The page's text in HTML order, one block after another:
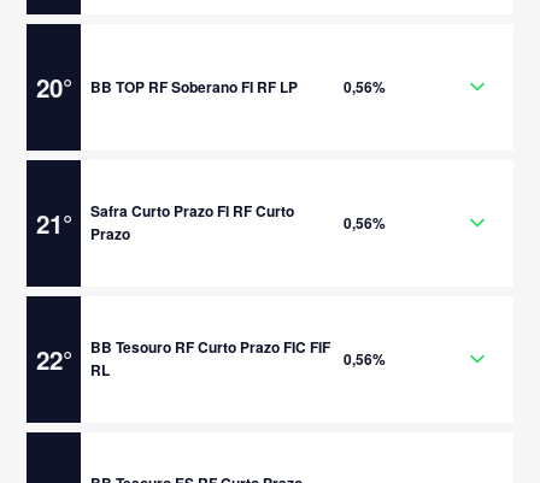
20° BB TOP RF Soberano FI RF LP 0,56%
21°
Safra Curto Prazo FI RF Curto
Prazo
0,56%
22°
BB Tesouro RF Curto Prazo FIC FIF
RL
0,56%